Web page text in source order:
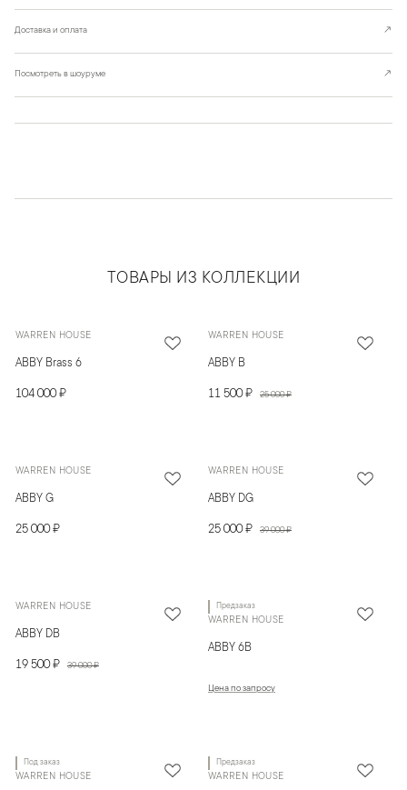
Доставка и оплата ↗
Посмотреть в шоуруме ↗
ТОВАРЫ ИЗ КОЛЛЕКЦИИ
WARREN HOUSE
ABBY Brass 6
104 000 ₽
WARREN HOUSE
ABBY B
11 500 ₽ 25 000 ₽
WARREN HOUSE
ABBY G
25 000 ₽
WARREN HOUSE
ABBY DG
25 000 ₽ 39 000 ₽
WARREN HOUSE
ABBY DB
19 500 ₽ 39 000 ₽
Предзаказ
WARREN HOUSE
ABBY 6B
Цена по запросу
Под заказ
WARREN HOUSE
Предзаказ
WARREN HOUSE